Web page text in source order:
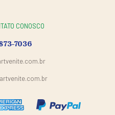
CONOSCO
7036